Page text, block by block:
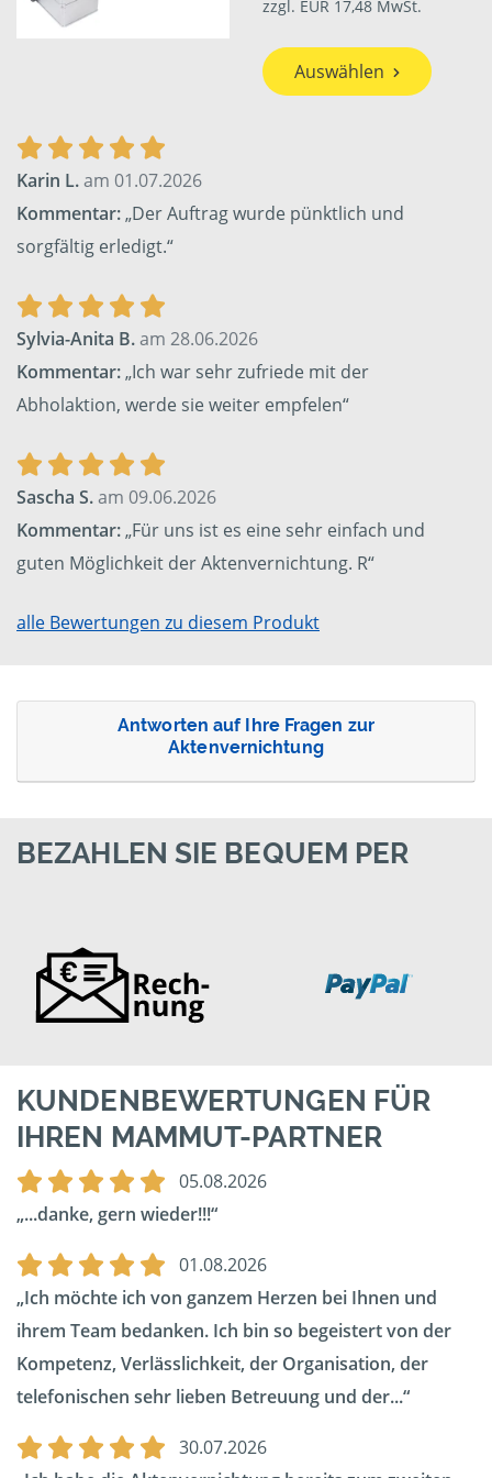
zzgl. EUR 17,48 MwSt.
Auswählen
Karin L.am 01.07.2026
Kommentar:„Der Auftrag wurde pünktlich und
sorgfältig erledigt.“
Sylvia-Anita B.am 28.06.2026
Kommentar:„Ich war sehr zufriede mit der
Abholaktion, werde sie weiter empfelen“
Sascha S.am 09.06.2026
Kommentar:„Für uns ist es eine sehr einfach und
guten Möglichkeit der Aktenvernichtung. R“
alle Bewertungen zu diesem Produkt
Antworten auf Ihre Fragen zur
Aktenvernichtung
BEZAHLEN SIE BEQUEM PER
KUNDENBEWERTUNGEN FÜR
IHREN MAMMUT-PARTNER
05.08.2026
...danke, gern wieder!!!
01.08.2026
Ich möchte ich von ganzem Herzen bei Ihnen und
ihrem Team bedanken. Ich bin so begeistert von der
Kompetenz, Verlässlichkeit, der Organisation, der
telefonischen sehr lieben Betreuung und der...
30.07.2026